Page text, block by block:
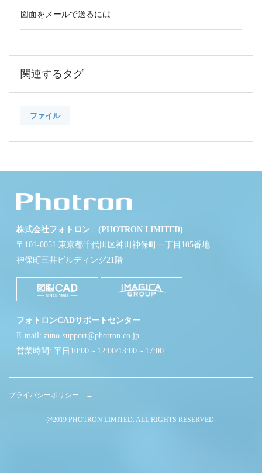
図面をメールで送るには
関連するタグ
ファイル
株式会社フォトロン (PHOTRON LIMITED)
〒101-0051 東京都千代田区神田神保町一丁目105番地
神保町三井ビルディング21階
フォトロンCADサポートセンター
E-mail: zuno-support@photron.co.jp
営業時間: 平日10:00～12:00/13:00～17:00
プライバシーポリシー →
@2019 PHOTRON LIMITED. ALL RIGHTS RESERVED.